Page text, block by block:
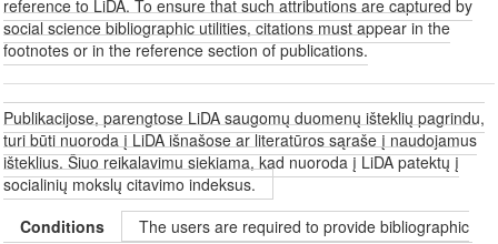
reference to LiDA. To ensure that such attributions are captured by
social science bibliographic utilities, citations must appear in the
footnotes or in the reference section of publications.
Publikacijose, parengtose LiDA saugomų duomenų išteklių pagrindu,
turi būti nuoroda į LiDA išnašose ar literatūros sąraše į naudojamus
išteklius. Šiuo reikalavimu siekiama, kad nuoroda į LiDA patektų į
socialinių mokslų citavimo indeksus.
Conditions
The users are required to provide bibliographic